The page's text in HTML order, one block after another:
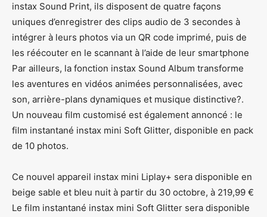
instax Sound Print, ils disposent de quatre façons
uniques d’enregistrer des clips audio de 3 secondes à
intégrer à leurs photos via un QR code imprimé, puis de
les réécouter en le scannant à l’aide de leur smartphone
Par ailleurs, la fonction instax Sound Album transforme
les aventures en vidéos animées personnalisées, avec
son, arrière-plans dynamiques et musique distinctive?.
Un nouveau film customisé est également annoncé : le
film instantané instax mini Soft Glitter, disponible en pack
de 10 photos.
Ce nouvel appareil instax mini Liplay+ sera disponible en
beige sable et bleu nuit à partir du 30 octobre, à 219,99 €
Le film instantané instax mini Soft Glitter sera disponible